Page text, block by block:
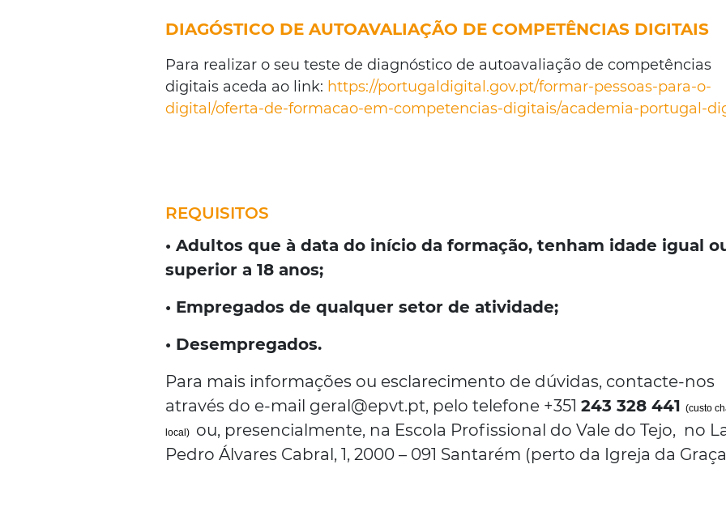
DIAGÓSTICO DE AUTOAVALIAÇÃO DE COMPETÊNCIAS DIGITAIS
Para realizar o seu teste de diagnóstico de autoavaliação de competências
digitais aceda ao link: https://portugaldigital.gov.pt/formar-pessoas-para-o-
digital/oferta-de-formacao-em-competencias-digitais/academia-portugal-
REQUISITOS
• Adultos que à data do início da formação, tenham idade igual
superior a 18 anos;
• Empregados de qualquer setor de atividade;
• Desempregados.
Para mais informações ou esclarecimento de dúvidas, contacte-nos
através do e-mail geral@epvt.pt, pelo telefone +351243 328 441(custo
local)
ou, presencialmente, na Escola Profissional do Vale do Tejo, no
Pedro Álvares Cabral, 1, 2000 – 091 Santarém (perto da Igreja da